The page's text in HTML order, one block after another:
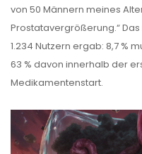
von 50 Männern meines
Prostatavergrößerung.“ Das
1.234 Nutzern ergab: 8,7 %
63 % davon innerhalb der
Medikamentenstart.